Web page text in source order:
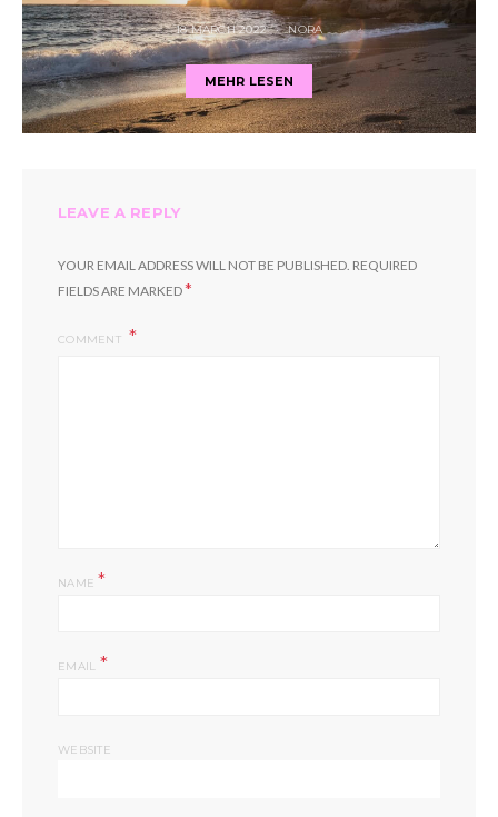
18 MARCH 2022 NORA
MEHR LESEN
LEAVE A REPLY
YOUR EMAIL ADDRESS WILL NOT BE PUBLISHED. REQUIRED
FIELDS ARE MARKED*
COMMENT
NAME *
EMAIL *
WEBSITE